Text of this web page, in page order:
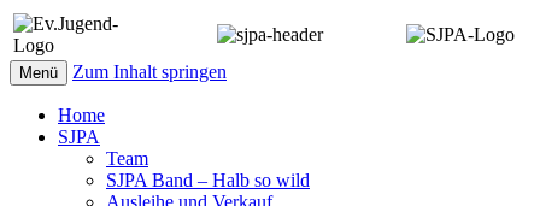
Menü Zum Inhalt springen
Home
SJPA
Team
SJPA Band – Halb so wild
Ausleihe und Verkauf